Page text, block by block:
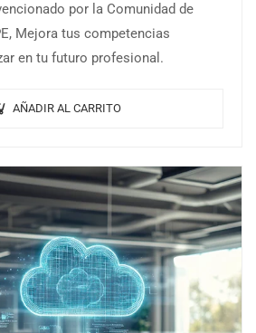
por la Comunidad de
Mejora tus competencias
en tu futuro profesional.
AÑADIR AL CARRITO